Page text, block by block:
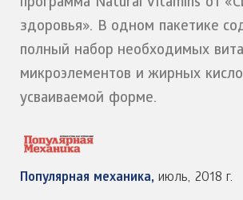
программа Natural Vitamins от
здоровья». В одном пакетике
полный набор необходимых
микроэлементов и жирных
усваиваемой форме.
Популярная механика, июль, 2018 г.